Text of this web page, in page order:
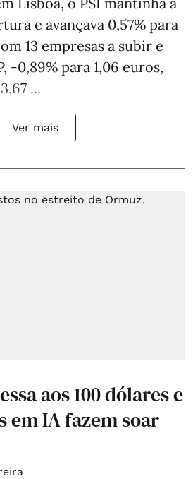
e avançava 0,57% para
13 empresas a subir e
-0,89% para 1,06 euros,
...
Ver mais
aos 100 dólares e
em IA fazem soar